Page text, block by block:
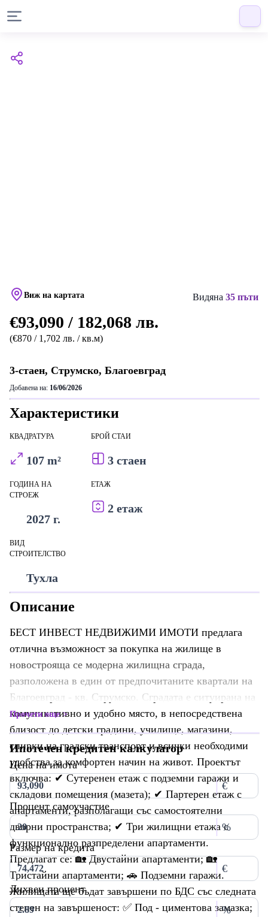
Виж на картата Видяна 35 пъти
€93,090 / 182,068 лв.
(€870 / 1,702 лв. / кв.м)
3-стаен, Струмско, Благоевград
Добавена на: 16/06/2026
Характеристики
КВАДРАТУРА
107 m²
БРОЙ СТАИ
3 стаен
ГОДИНА НА
СТРОЕЖ
2027 г.
ЕТАЖ
2 етаж
ВИД
СТРОИТЕЛСТВО
Тухла
Описание
БЕСТ ИНВЕСТ НЕДВИЖИМИ ИМОТИ предлага
отлична възможност за покупка на жилище в
новострояща се модерна жилищна сграда,
разположена в един от предпочитаните квартали на
Благоевград - кв. Струмско. Сградата е ситуирана на
комуникативно и удобно място, в непосредствена
близост до детски градини, училище, магазини,
спирки на градски транспорт и всички необходими
удобства за комфортен начин на живот. Проектът
включва: ✔ Сутеренен етаж с подземни гаражи и
складови помещения (мазета); ✔ Партерен етаж с
апартаменти, разполагащи със самостоятелни
дворни пространства; ✔ Три жилищни етажа с
функционално разпределени апартаменти.
Предлагат се: 🏡 Двустайни апартаменти; 🏡
Тристайни апартаменти; 🚗 Подземни гаражи.
Жилищата ще бъдат завършени по БДС със следната
степен на завършеност: ✅ Под - циментова замазка;
Прочети още
Ипотечен кредитен калкулатор
Цена на имота
€
Процент самоучастие
%
Размер на кредита
€
Лихвен процент
%